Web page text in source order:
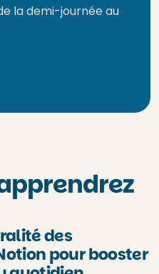
la demi-journée au
des
pour booster